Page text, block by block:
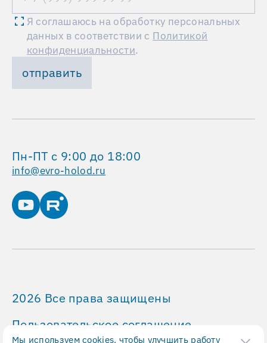
Мы используемcookies, чтобы улучшить работу
Я соглашаюсь на обработку персональных
данных в соответствии с Политикой
конфиденциальности.
отправить
Пн-ПТ с 9:00 до 18:00
info@evro-holod.ru
2026 Все права защищены
Пользовательское соглашение